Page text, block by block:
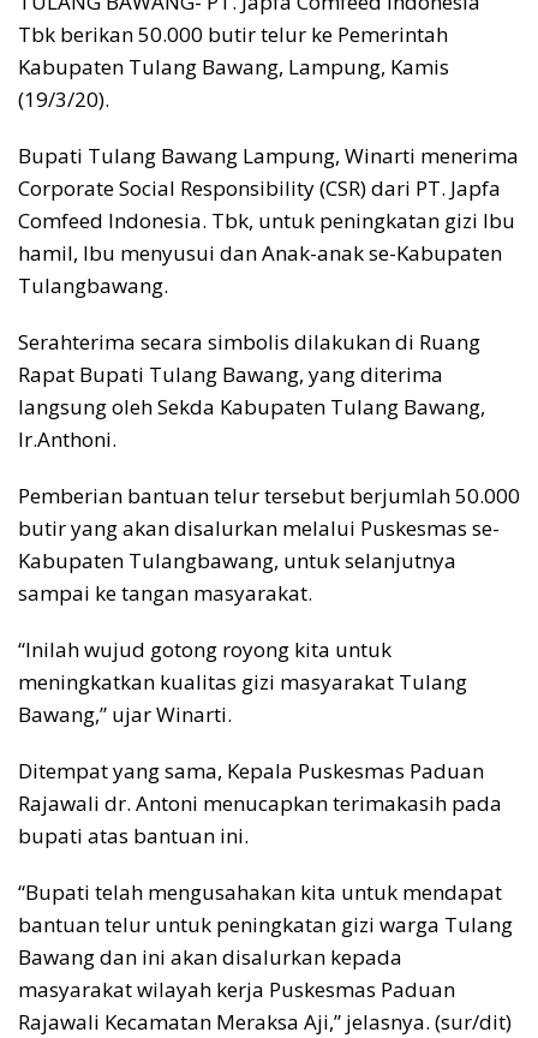
Tbk berikan 50.000 butir telur ke Pemerintah
Kabupaten Tulang Bawang, Lampung, Kamis
(19/3/20).
Bupati Tulang Bawang Lampung, Winarti menerima
Corporate Social Responsibility (CSR) dari PT. Japfa
Comfeed Indonesia. Tbk, untuk peningkatan gizi Ibu
hamil, Ibu menyusui dan Anak-anak se-Kabupaten
Tulangbawang.
Serahterima secara simbolis dilakukan di Ruang
Rapat Bupati Tulang Bawang, yang diterima
langsung oleh Sekda Kabupaten Tulang Bawang,
Ir.Anthoni.
Pemberian bantuan telur tersebut berjumlah 50.000
butir yang akan disalurkan melalui Puskesmas se-
Kabupaten Tulangbawang, untuk selanjutnya
sampai ke tangan masyarakat.
“Inilah wujud gotong royong kita untuk
meningkatkan kualitas gizi masyarakat Tulang
Bawang,” ujar Winarti.
Ditempat yang sama, Kepala Puskesmas Paduan
Rajawali dr. Antoni menucapkan terimakasih pada
bupati atas bantuan ini.
“Bupati telah mengusahakan kita untuk mendapat
bantuan telur untuk peningkatan gizi warga Tulang
Bawang dan ini akan disalurkan kepada
masyarakat wilayah kerja Puskesmas Paduan
Rajawali Kecamatan Meraksa Aji,” jelasnya. (sur/dit)